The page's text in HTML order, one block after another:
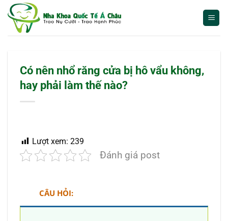
qua
Có nên nhổ răng cửa bị hô vẩu không,
hay phải làm thế nào?
Lượt xem: 239
Đánh giá post
CÂU HỎI: